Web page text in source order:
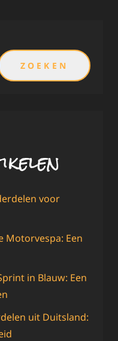
ZOEKEN
voor
Motorvespa: Een
in Blauw: Een
uit Duitsland: